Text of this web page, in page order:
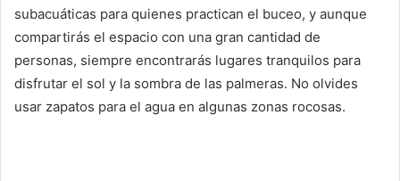
subacuáticas para quienes practican el buceo, y aunque
compartirás el espacio con una gran cantidad de
personas, siempre encontrarás lugares tranquilos para
disfrutar el sol y la sombra de las palmeras. No olvides
usar zapatos para el agua en algunas zonas rocosas.